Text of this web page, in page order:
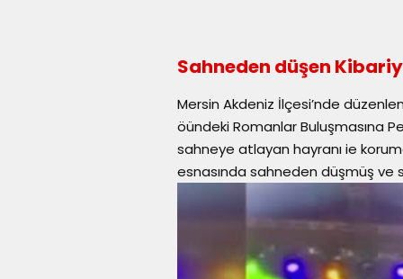
Sahneden düşen
Mersin Akdeniz İlçesi’nde
öündeki Romanlar Buluşmasına
sahneye atlayan hayranı ie
esnasında sahneden düşmüş ve